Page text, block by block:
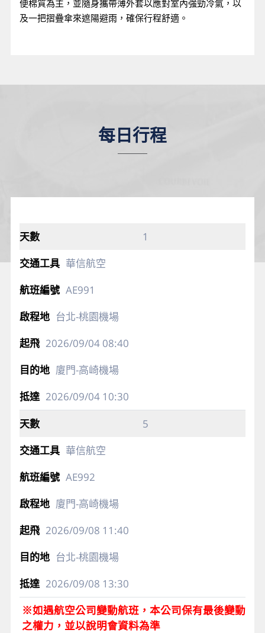
便棉質為主，並隨身攜帶薄外套以應對室內強勁冷氣，以
及一把摺疊傘來遮陽避雨，確保行程舒適。
每日行程
1
華信航空
AE991
台北-桃園機場
2026/09/0408:40
廈門-高崎機場
2026/09/0410:30
5
華信航空
AE992
廈門-高崎機場
2026/09/08 11:40
台北-桃園機場
2026/09/08 13:30
※如遇航空公司變動航班，本公司保有最後變動
之權力，並以說明會資料為準